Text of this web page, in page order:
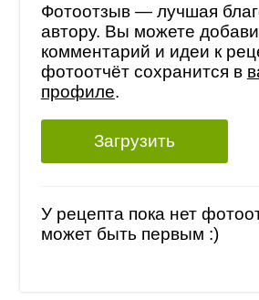
Фотоотзыв — лучшая
автору. Вы можете
комментарий и идеи к
фотоотчёт сохранится в
профиле.
Загрузить
У рецепта пока нет
может быть первым :)